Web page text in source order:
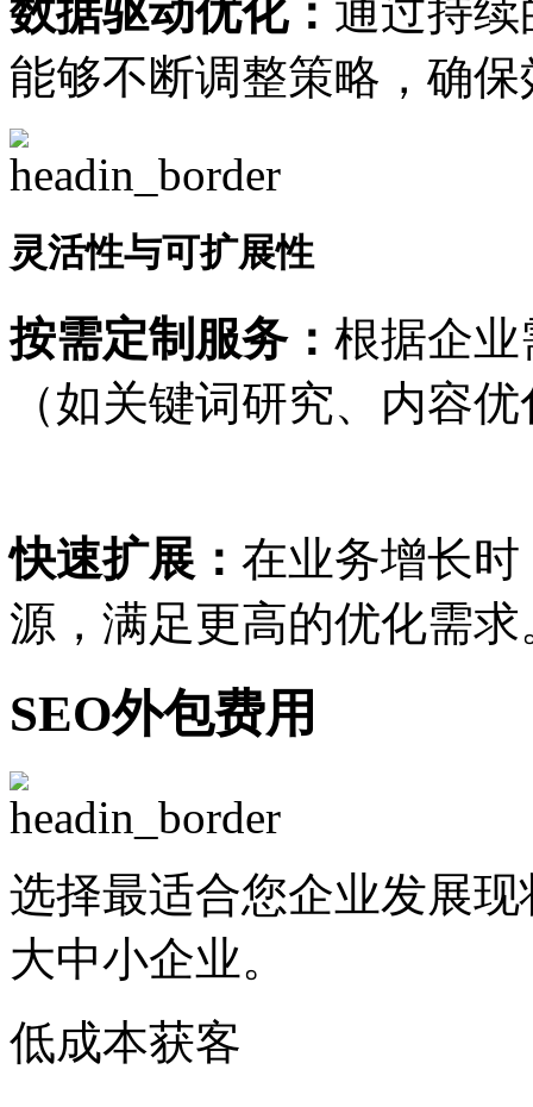
数据驱动优化： 通过持
能够不断调整策略，确
灵活性与可扩展性
按需定制服务： 根据企业
（如关键词研究、内容
快速扩展： 在业务增长
源，满足更高的优化需求
SEO外包费用
选择最适合您企业发展
大中小企业。
低成本获客